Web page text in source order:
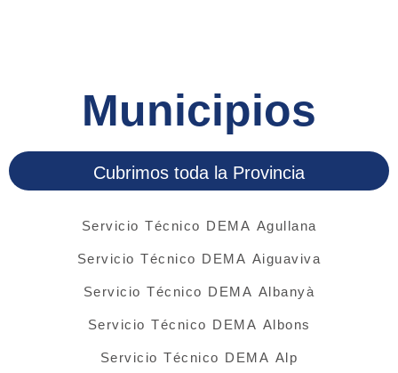
Municipios
Cubrimos toda la Provincia
Servicio Técnico DEMA Agullana
Servicio Técnico DEMA Aiguaviva
Servicio Técnico DEMA Albanyà
Servicio Técnico DEMA Albons
Servicio Técnico DEMA Alp